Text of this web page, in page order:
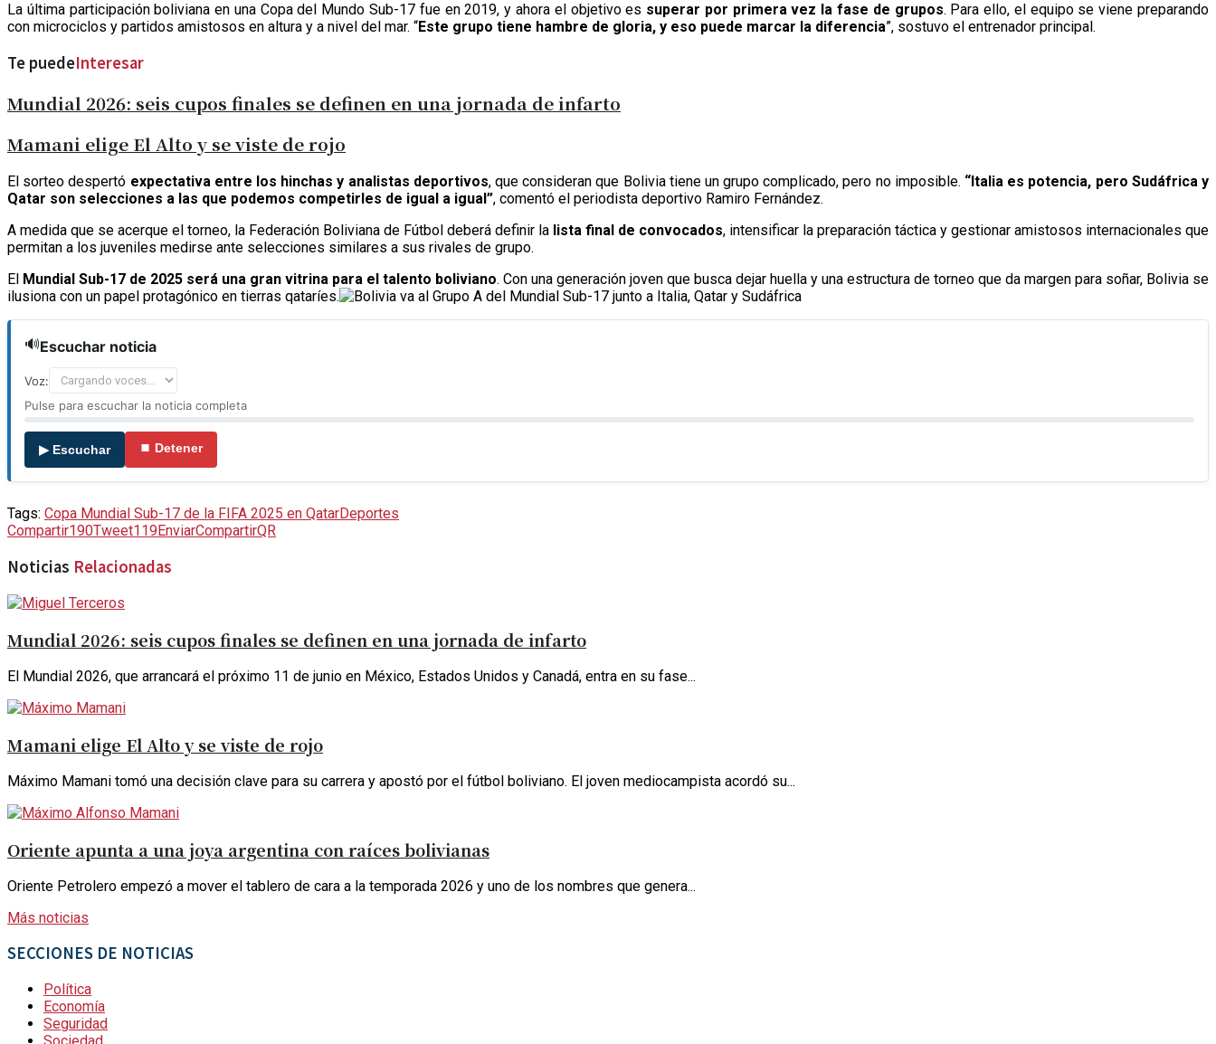
La última participación boliviana en una Copa del Mundo Sub-17 fue en 2019, y ahora el objetivo es superar por primera vez la fase de grupos. Para ello, el equipo se viene preparando
con microciclos y partidos amistosos en altura y a nivel del mar. “Este grupo tiene hambre de gloria, y eso puede marcar la diferencia”, sostuvo el entrenador principal.
Te puedeInteresar
Mundial 2026: seis cupos finales se definen en una jornada de infarto
Mamani elige El Alto y se viste de rojo
El sorteo despertó expectativa entre los hinchas y analistas deportivos, que consideran que Bolivia tiene un grupo complicado, pero no imposible. “Italia es potencia, pero Sudáfrica y
Qatar son selecciones a las que podemos competirles de igual a igual”, comentó el periodista deportivo Ramiro Fernández.
A medida que se acerque el torneo, la Federación Boliviana de Fútbol deberá definir la lista final de convocados, intensificar la preparación táctica y gestionar amistosos internacionales que
permitan a los juveniles medirse ante selecciones similares a sus rivales de grupo.
El Mundial Sub-17 de 2025 será una gran vitrina para el talento boliviano. Con una generación joven que busca dejar huella y una estructura de torneo que da margen para soñar, Bolivia se
ilusiona con un papel protagónico en tierras qataríes.
🔊Escuchar noticia
Voz:
Pulse para escuchar la noticia completa
▶ Escuchar ⏹ Detener
Tags: Copa Mundial Sub-17 de la FIFA 2025 en QatarDeportes
Compartir190Tweet119EnviarCompartirQR
Noticias Relacionadas
Mundial 2026: seis cupos finales se definen en una jornada de infarto
El Mundial 2026, que arrancará el próximo 11 de junio en México, Estados Unidos y Canadá, entra en su fase...
Mamani elige El Alto y se viste de rojo
Máximo Mamani tomó una decisión clave para su carrera y apostó por el fútbol boliviano. El joven mediocampista acordó su...
Oriente apunta a una joya argentina con raíces bolivianas
Oriente Petrolero empezó a mover el tablero de cara a la temporada 2026 y uno de los nombres que genera...
Más noticias
SECCIONES DE NOTICIAS
Política
Economía
Seguridad